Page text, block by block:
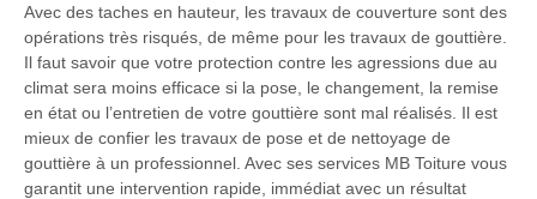
Avec des taches en hauteur, les travaux de couverture sont des
opérations très risqués, de même pour les travaux de gouttière.
Il faut savoir que votre protection contre les agressions due au
climat sera moins efficace si la pose, le changement, la remise
en état ou l’entretien de votre gouttière sont mal réalisés. Il est
mieux de confier les travaux de pose et de nettoyage de
gouttière à un professionnel. Avec ses services MB Toiture vous
garantit une intervention rapide, immédiat avec un résultat